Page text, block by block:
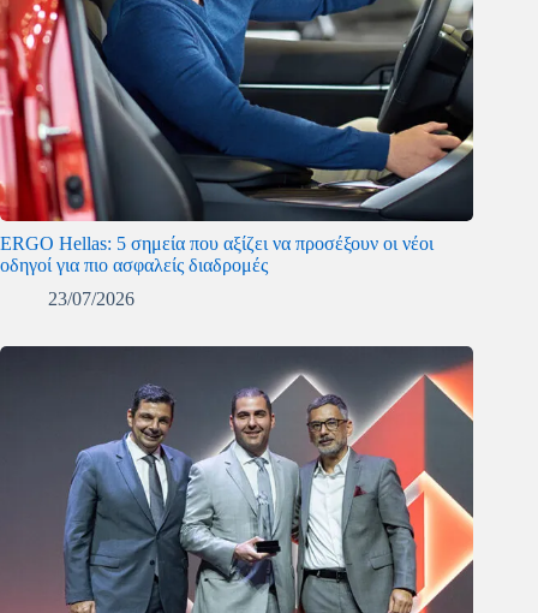
ERGO Hellas: 5 σημεία που αξίζει να προσέξουν οι νέοι
οδηγοί για πιο ασφαλείς διαδρομές
23/07/2026